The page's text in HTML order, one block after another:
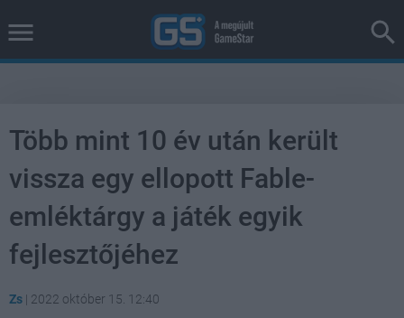
Több mint 10 év után került
vissza egy ellopott Fable-
emléktárgy a játék egyik
fejlesztőjéhez
Zs | 2022 október 15. 12:40